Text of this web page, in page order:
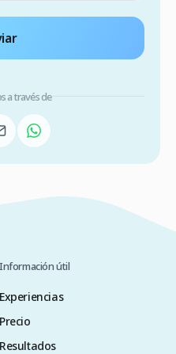
a través de
Información útil
Experiencias
Precio
Resultados